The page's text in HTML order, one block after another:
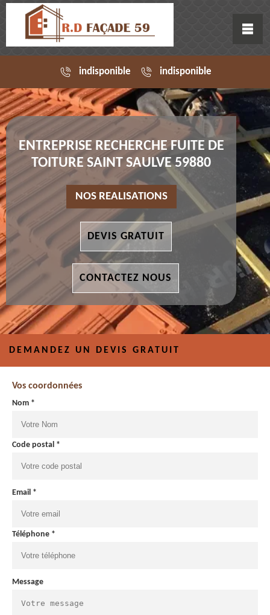
indisponible indisponible
ENTREPRISE RECHERCHE FUITE DE
TOITURE SAINT SAULVE 59880
NOS REALISATIONS
DEVIS GRATUIT
CONTACTEZ NOUS
DEMANDEZ UN DEVIS GRATUIT
Vos coordonnées
Nom *
Code postal *
Email *
Téléphone *
Message